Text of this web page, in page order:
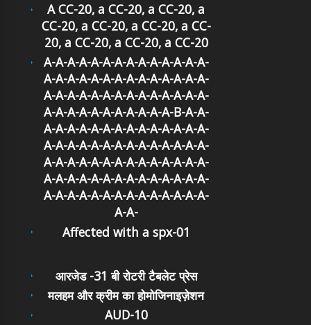
A CC-20, a CC-20, a CC-20, a
CC-20, a CC-20, a CC-20, a CC-
20, a CC-20, a CC-20, a CC-20
A-A-A-A-A-A-A-A-A-A-A-A-A-A-
A-A-A-A-A-A-A-A-A-A-A-A-A-A-
A-A-A-A-A-A-A-A-A-A-A-A-A-A-
A-A-A-A-A-A-A-A-A-A-A-B-A-A-
A-A-A-A-A-A-A-A-A-A-A-A-A-A-
A-A-A-A-A-A-A-A-A-A-A-A-A-A-
A-A-A-A-A-A-A-A-A-A-A-A-A-A-
A-A-A-A-A-A-A-A-A-A-A-A-A-A-
A-A-A-A-A-A-A-A-A-A-A-A-A-A-
A-A-
Affected with a spx-01
आरजेड -31 बी रोटरी टैबलेट प्रेस
मलहम और क्रीम का होमोजिनाइज़ेशन
AUD-10